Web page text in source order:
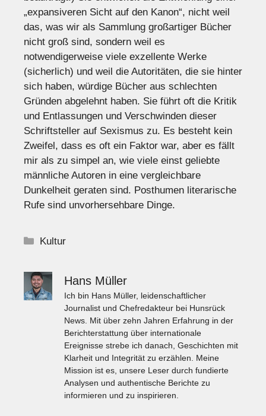
„expansiveren Sicht auf den Kanon“, nicht weil
das, was wir als Sammlung großartiger Bücher
nicht groß sind, sondern weil es
notwendigerweise viele exzellente Werke
(sicherlich) und weil die Autoritäten, die sie hinter
sich haben, würdige Bücher aus schlechten
Gründen abgelehnt haben. Sie führt oft die Kritik
und Entlassungen und Verschwinden dieser
Schriftsteller auf Sexismus zu. Es besteht kein
Zweifel, dass es oft ein Faktor war, aber es fällt
mir als zu simpel an, wie viele einst geliebte
männliche Autoren in eine vergleichbare
Dunkelheit geraten sind. Posthumen literarische
Rufe sind unvorhersehbare Dinge.
Kategorien
Kultur
Hans Müller
Ich bin Hans Müller, leidenschaftlicher
Journalist und Chefredakteur bei Hunsrück
News. Mit über zehn Jahren Erfahrung in der
Berichterstattung über internationale
Ereignisse strebe ich danach, Geschichten mit
Klarheit und Integrität zu erzählen. Meine
Mission ist es, unsere Leser durch fundierte
Analysen und authentische Berichte zu
informieren und zu inspirieren.